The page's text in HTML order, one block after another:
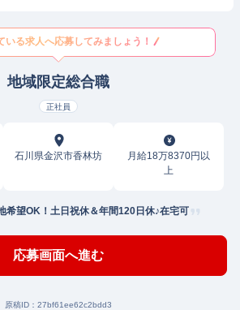
いる求人へ応募してみましょう！
地域限定総合職
正社員
石川県金沢市香林坊
月給18万8370円以
上
希望OK！土日祝休＆年間120日休♪在宅可
応募画面へ進む
原稿ID： 27bf61ee62c2bdd3